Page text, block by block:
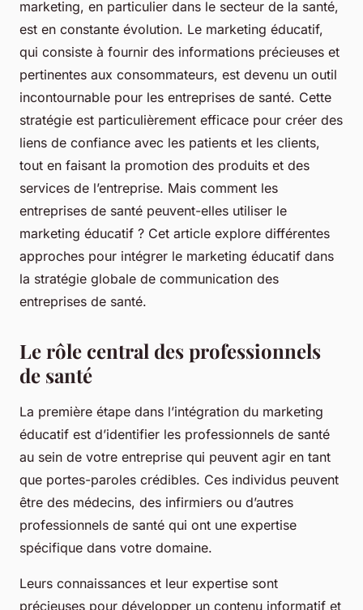
marketing, en particulier dans le secteur de la santé,
est en constante évolution. Le marketing éducatif,
qui consiste à fournir des informations précieuses et
pertinentes aux consommateurs, est devenu un outil
incontournable pour les entreprises de santé. Cette
stratégie est particulièrement efficace pour créer des
liens de confiance avec les patients et les clients,
tout en faisant la promotion des produits et des
services de l’entreprise. Mais comment les
entreprises de santé peuvent-elles utiliser le
marketing éducatif ? Cet article explore différentes
approches pour intégrer le marketing éducatif dans
la stratégie globale de communication des
entreprises de santé.
Le rôle central des professionnels
de santé
La première étape dans l’intégration du marketing
éducatif est d’identifier les professionnels de santé
au sein de votre entreprise qui peuvent agir en tant
que portes-paroles crédibles. Ces individus peuvent
être des médecins, des infirmiers ou d’autres
professionnels de santé qui ont une expertise
spécifique dans votre domaine.
Leurs connaissances et leur expertise sont
précieuses pour développer un contenu informatif et